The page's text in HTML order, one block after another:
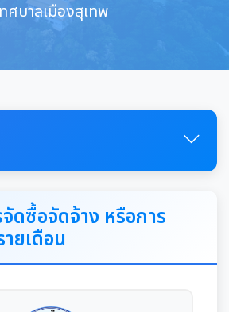
ศบาลเมืองสุเทพ
ยกเทศมนตรีเมืองสุเทพ
ดซื้อจัดจ้าง หรือการ
ยเดือน